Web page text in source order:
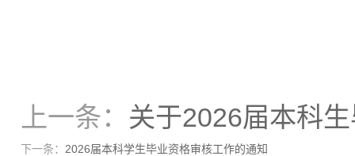
上一条： 关于2026届本科
下一条： 2026届本科学生毕业资格审核工作的通知